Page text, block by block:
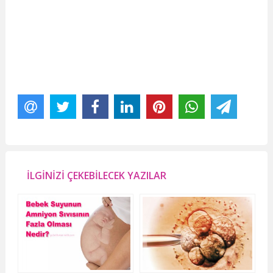
İLGİNİZİ ÇEKEBİLECEK YAZILAR